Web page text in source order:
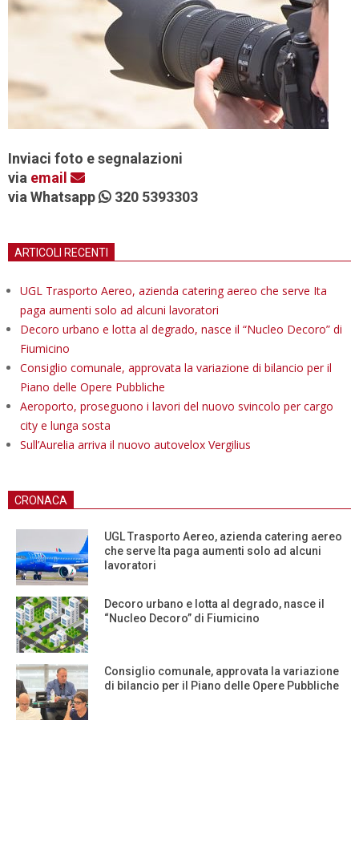
Inviaci foto e segnalazioni
via email
via Whatsapp
320 5393303
ARTICOLI RECENTI
UGL Trasporto Aereo, azienda catering aereo che serve Ita
paga aumenti solo ad alcuni lavoratori
Decoro urbano e lotta al degrado, nasce il “Nucleo Decoro” di
Fiumicino
Consiglio comunale, approvata la variazione di bilancio per il
Piano delle Opere Pubbliche
Aeroporto, proseguono i lavori del nuovo svincolo per cargo
city e lunga sosta
Sull’Aurelia arriva il nuovo autovelox Vergilius
CRONACA
UGL Trasporto Aereo, azienda catering aereo
che serve Ita paga aumenti solo ad alcuni
lavoratori
Decoro urbano e lotta al degrado, nasce il
“Nucleo Decoro” di Fiumicino
Consiglio comunale, approvata la variazione
di bilancio per il Piano delle Opere Pubbliche